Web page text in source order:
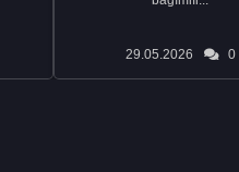
29.05.2026 0